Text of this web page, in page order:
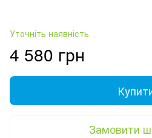
Уточніть наявність
4 580 грн
Замовити